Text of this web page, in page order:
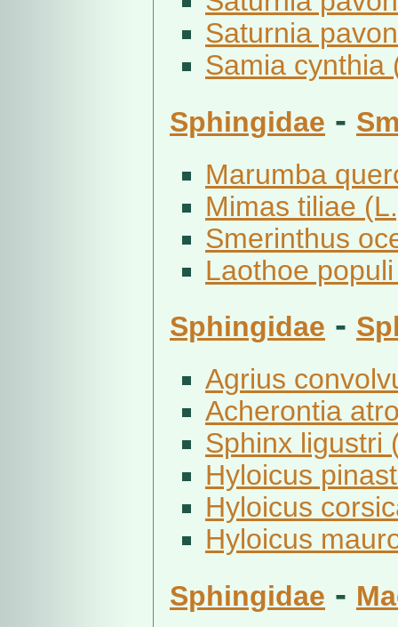
Saturnia
Samia cynthia
Sphingidae -
Marumba
Mimas tiliae
Smerinthus
Laothoe
Sphingidae -
Agrius
Acherontia
Sphinx ligustri
Hyloicus
Hyloicus
Hyloicus
Sphingidae -